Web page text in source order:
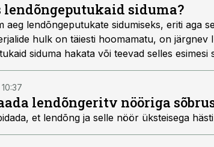
siduma?
aeg lendõngeputukate sidumiseks, eriti aga
hulk on täiesti hoomamatu, on järgnev
siduma hakata või teevad selles esimesi
lendõngeritv nööriga
et lendõng ja selle nöör üksteisega